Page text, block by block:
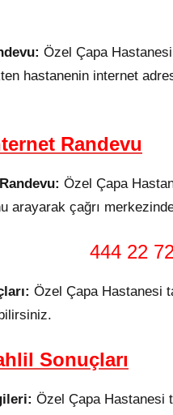
Özel Çapa
hastanenin internet
Randevu
Özel Çapa
arayarak çağrı
444 22
Özel Çapa Hastanesi
Sonuçları
Özel Çapa Hastanesi